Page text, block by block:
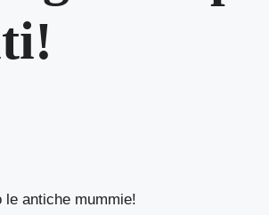
antiche mummie!